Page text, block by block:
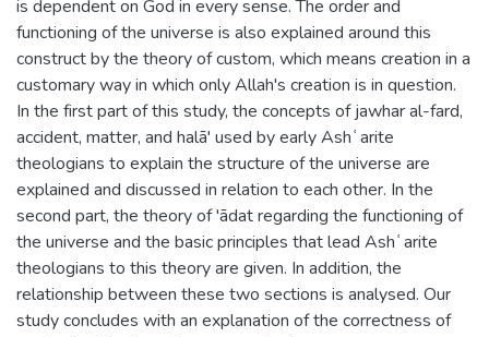
is dependent on God in every sense. The order and
functioning of the universe is also explained around this
construct by the theory of custom, which means creation in a
customary way in which only Allah's creation is in question.
In the first part of this study, the concepts of jawhar al-fard,
accident, matter, and halā' used by early Ashʿarite
theologians to explain the structure of the universe are
explained and discussed in relation to each other. In the
second part, the theory of 'ādat regarding the functioning of
the universe and the basic principles that lead Ashʿarite
theologians to this theory are given. In addition, the
relationship between these two sections is analysed. Our
study concludes with an explanation of the correctness of